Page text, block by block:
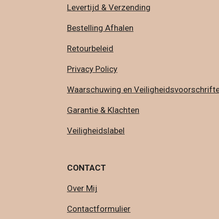
Levertijd & Verzending
Bestelling Afhalen
Retourbeleid
Privacy Policy
Waarschuwing en
Garantie & Klachten
Veiligheidslabel
CONTACT
Over Mij
Contactformulier